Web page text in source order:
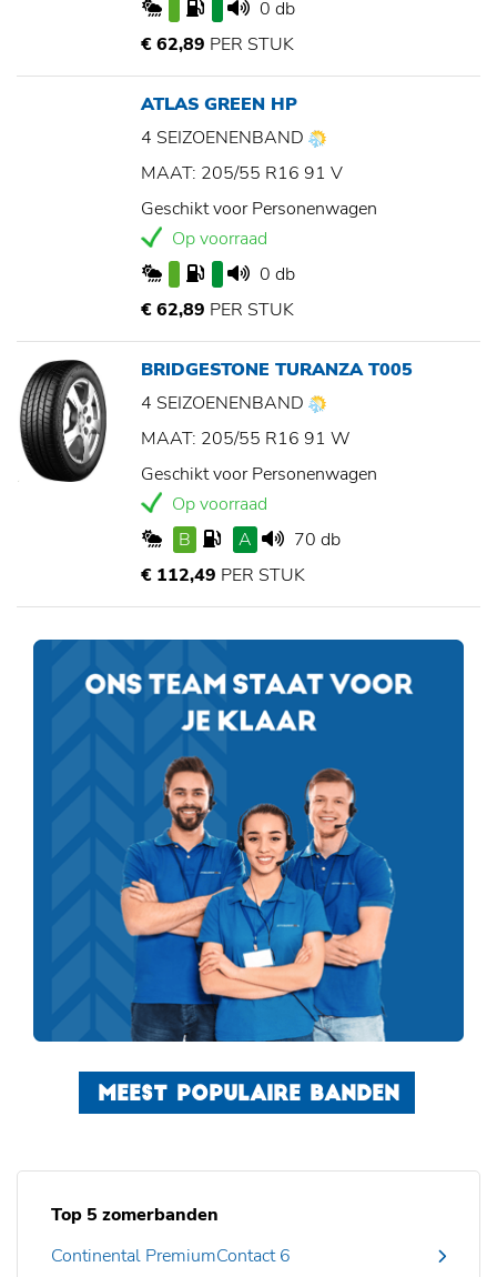
0 db
€ 62,89 PER STUK
ATLAS GREEN HP
4 SEIZOENENBAND
MAAT: 205/55 R16 91 V
Geschikt voor Personenwagen
Op voorraad
0 db
€ 62,89 PER STUK
BRIDGESTONE TURANZA T005
4 SEIZOENENBAND
MAAT: 205/55 R16 91 W
Geschikt voor Personenwagen
Op voorraad
B
A
70 db
€ 112,49 PER STUK
MEEST POPULAIRE BANDEN
Top 5 zomerbanden
Continental PremiumContact 6